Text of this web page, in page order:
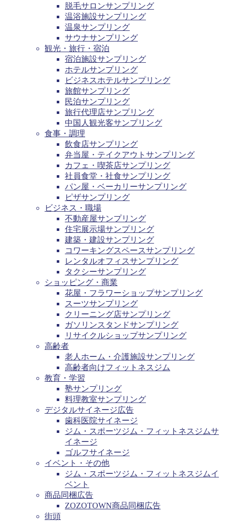
脱毛サロンサンプリング
温浴施設サンプリング
温泉サンプリング
サウナサンプリング
観光・旅行・宿泊
宿泊施設サンプリング
ホテルサンプリング
ビジネスホテルサンプリング
旅館サンプリング
民泊サンプリング
旅行代理店サンプリング
中国人観光客サンプリング
食事・調理
飲食店サンプリング
弁当屋・テイクアウトサンプリング
カフェ・喫茶店サンプリング
社員食堂・社食サンプリング
パン屋・ベーカリーサンプリング
ピザサンプリング
ビジネス・職場
不動産屋サンプリング
住宅展示場サンプリング
建築・建設サンプリング
コワーキングスペースサンプリング
レンタルオフィスサンプリング
タクシーサンプリング
ショッピング・商業
花屋・フラワーショップサンプリング
スーツサンプリング
クリーニング店サンプリング
ガソリンスタンドサンプリング
リサイクルショップサンプリング
高齢者
老人ホーム・介護施設サンプリング
高齢者向けフィットネスジム
教育・学習
塾サンプリング
料理教室サンプリング
デジタルサイネージ広告
歯科医院サイネージ
ジム・スポーツジム・フィットネスジムサ
イネージ
ゴルフサイネージ
イベント・その他
ジム・スポーツジム・フィットネスジムイ
ベント
商品同梱広告
ZOZOTOWN商品同梱広告
街頭